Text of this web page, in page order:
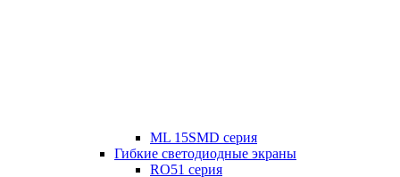
ML 15SMD серия
Гибкие светодиодные экраны
RO51 серия